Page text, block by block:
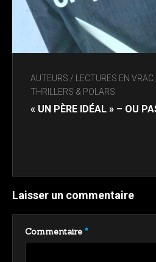
AUTEURS / LECTURES EN VRAC
THRILLERS & POLARS
« UN PÈRE IDÉAL » – OU
Laisser un commentaire
Commentaire *